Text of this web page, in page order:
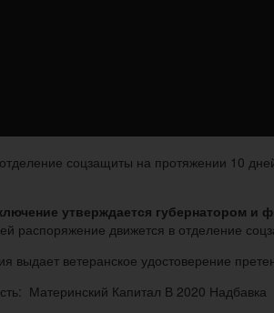
соцзащиты на протяжении 10
утверждается губернатором
распоряжение движется в отделение
выдает ветеранское удостоверение
Материнский Капитал В 2020 Надбавка